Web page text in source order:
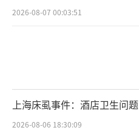
2026-08-07 00:03:51
上海床虱事件：酒店卫生问
2026-08-06 18:30:09